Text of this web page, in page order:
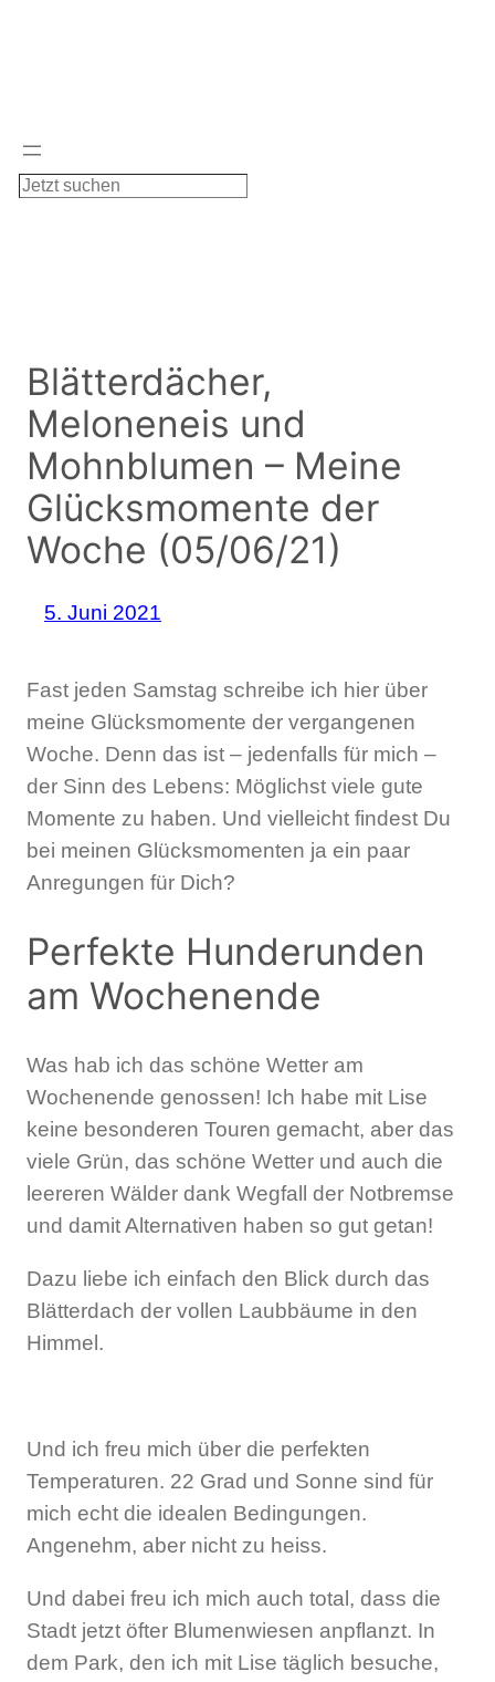
S
Blätterdächer,
Meloneneis und
Mohnblumen – Meine
Glücksmomente der
Woche (05/06/21)
5. Juni 2021
Fast jeden Samstag schreibe ich hier über
meine Glücksmomente der vergangenen
Woche. Denn das ist – jedenfalls für mich –
der Sinn des Lebens: Möglichst viele gute
Momente zu haben. Und vielleicht findest Du
bei meinen Glücksmomenten ja ein paar
Anregungen für Dich?
Perfekte Hunderunden
am Wochenende
Was hab ich das schöne Wetter am
Wochenende genossen! Ich habe mit Lise
keine besonderen Touren gemacht, aber das
viele Grün, das schöne Wetter und auch die
leereren Wälder dank Wegfall der Notbremse
und damit Alternativen haben so gut getan!
Dazu liebe ich einfach den Blick durch das
Blätterdach der vollen Laubbäume in den
Himmel.
Und ich freu mich über die perfekten
Temperaturen. 22 Grad und Sonne sind für
mich echt die idealen Bedingungen.
Angenehm, aber nicht zu heiss.
Und dabei freu ich mich auch total, dass die
Stadt jetzt öfter Blumenwiesen anpflanzt. In
dem Park, den ich mit Lise täglich besuche,